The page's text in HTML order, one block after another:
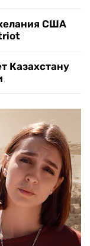
США
Казахстану